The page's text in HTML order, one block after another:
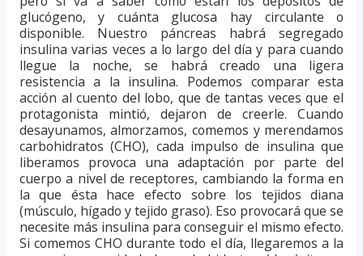
glucógeno, y cuánta glucosa hay circulante o
disponible. Nuestro páncreas habrá segregado
insulina varias veces a lo largo del día y para cuando
llegue la noche, se habrá creado una ligera
resistencia a la insulina. Podemos comparar esta
acción al cuento del lobo, que de tantas veces que el
protagonista mintió, dejaron de creerle. Cuando
desayunamos, almorzamos, comemos y merendamos
carbohidratos (CHO), cada impulso de insulina que
liberamos provoca una adaptación por parte del
cuerpo a nivel de receptores, cambiando la forma en
la que ésta hace efecto sobre los tejidos diana
(músculo, hígado y tejido graso). Eso provocará que se
necesite más insulina para conseguir el mismo efecto.
Si comemos CHO durante todo el día, llegaremos a la